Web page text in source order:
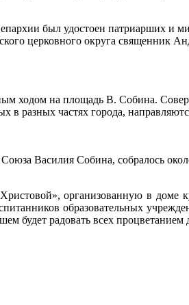
был удостоен патриарших и
церковного округа священник
ходом на площадь В. Собина.
в разных частях города,
Василия Собина, собралось
организованную в доме
образовательных
будет радовать всех